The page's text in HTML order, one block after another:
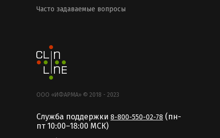
Часто задаваемые вопросы
ООО «ИФАРМА» © 2018 - 2023
Служба поддержки 8-800-550-02-78 (пн-
пт 10:00–18:00 MCК)